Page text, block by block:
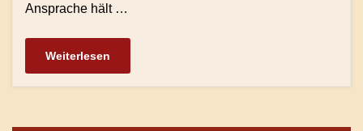
Ansprache hält …
Weiterlesen